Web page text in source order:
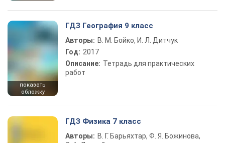
показать
обложку
ГДЗ География 9 класс
Авторы: В. М. Бойко, И. Л. Дитчук
Год: 2017
Описание: Тетрадь для практических
работ
ГДЗ Физика 7 класс
Авторы: В. Г. Барьяхтар, Ф. Я. Божинова,